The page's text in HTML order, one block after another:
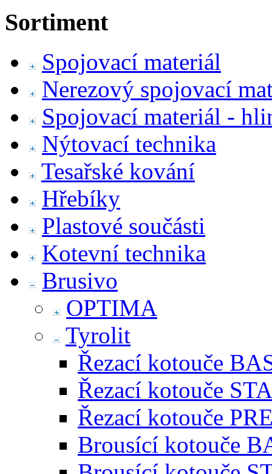
Sortiment
Spojovací materiál
Nerezový spojovací
Spojovací materiál -
Nýtovací technika
Tesařské kování
Hřebíky
Plastové součásti
Kotevní technika
Brusivo
OPTIMA
Tyrolit
Řezací kotouče
Řezací kotouče
Řezací kotouče
Brousící kotouče